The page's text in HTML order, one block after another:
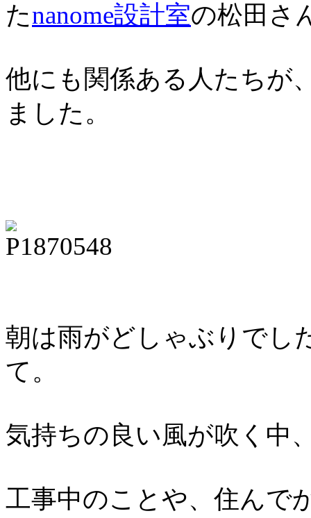
たnanome設計室の松田さ
他にも関係ある人たちが
ました。
朝は雨がどしゃぶりでし
て。
気持ちの良い風が吹く中
工事中のことや、住んで